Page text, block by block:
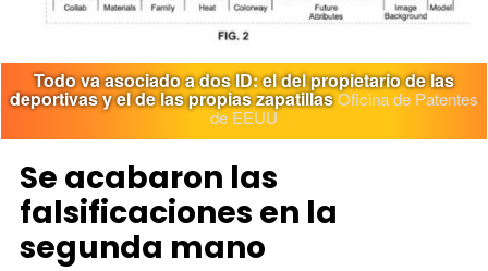
Todo va asociado a dos ID: el del propietario de las
deportivas y el de las propias zapatillasOficina de Patentes
de EEUU
Se acabaron las
falsificaciones en la
segunda mano